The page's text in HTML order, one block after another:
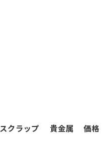
スクラップ 貴金属 価格